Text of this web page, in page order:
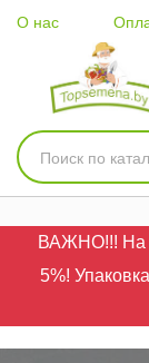
О нас
ВАЖНО!!! На
5%!